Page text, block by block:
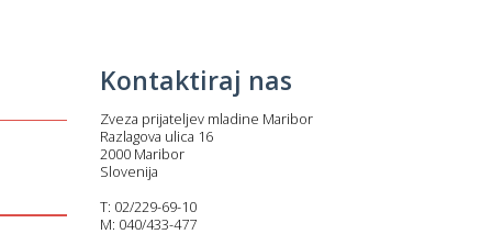
Prostovoljci
Transparentnost delovanja
Kontaktiraj nas
Zveza prijateljev mladine Maribor
Razlagova ulica 16
2000 Maribor
Slovenija
T: 02/229-69-10
M: 040/433-477